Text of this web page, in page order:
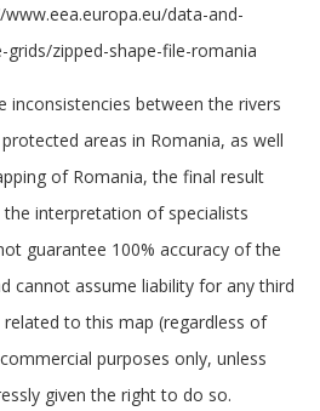
data-and-
zipped-shape-file-romania
inconsistencies between the rivers
areas in Romania, as well
of Romania, the final result
interpretation of specialists
guarantee 100% accuracy of the
cannot assume liability for any third
to this map (regardless of
purposes only, unless
given the right to do so.